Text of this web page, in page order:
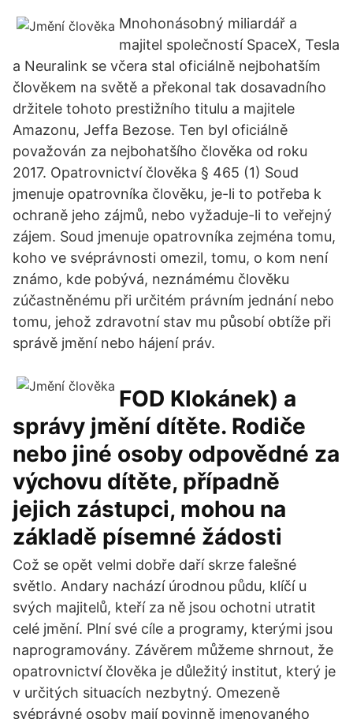
Mnohonásobný miliardář a
majitel společností SpaceX, Tesla
a Neuralink se včera stal oficiálně nejbohatším
člověkem na světě a překonal tak dosavadního
držitele tohoto prestižního titulu a majitele
Amazonu, Jeffa Bezose. Ten byl oficiálně
považován za nejbohatšího člověka od roku
2017. Opatrovnictví člověka § 465 (1) Soud
jmenuje opatrovníka člověku, je-li to potřeba k
ochraně jeho zájmů, nebo vyžaduje-li to veřejný
zájem. Soud jmenuje opatrovníka zejména tomu,
koho ve svéprávnosti omezil, tomu, o kom není
známo, kde pobývá, neznámému člověku
zúčastněnému při určitém právním jednání nebo
tomu, jehož zdravotní stav mu působí obtíže při
správě jmění nebo hájení práv.
FOD Klokánek) a
správy jmění dítěte. Rodiče
nebo jiné osoby odpovědné za
výchovu dítěte, případně
jejich zástupci, mohou na
základě písemné žádosti
Což se opět velmi dobře daří skrze falešné
světlo. Andary nachází úrodnou půdu, klíčí u
svých majitelů, kteří za ně jsou ochotni utratit
celé jmění. Plní své cíle a programy, kterými jsou
naprogramovány. Závěrem můžeme shrnout, že
opatrovnictví člověka je důležitý institut, který je
v určitých situacích nezbytný. Omezeně
svéprávné osoby mají povinně jmenovaného